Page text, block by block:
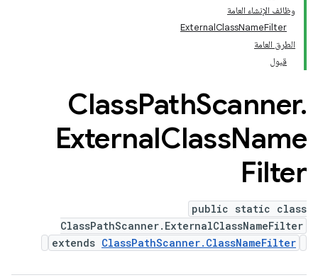
وظائف الإنشاء العامة
ExternalClassNameFilter
الطرق العامة
قبول
ClassPathScanner.
ExternalClassName
Filter
public static class
ClassPathScanner.ExternalClassNameFilter
extends ClassPathScanner.ClassNameFilter